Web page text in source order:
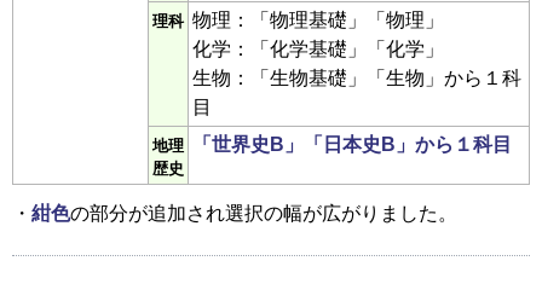
理科 物理：「物理基礎」「物理」
化学：「化学基礎」「化学」
生物：「生物基礎」「生物」から１科
目
地理
歴史
「世界史B」「日本史B」から１科目
・ 紺色の部分が追加され選択の幅が広がりました。